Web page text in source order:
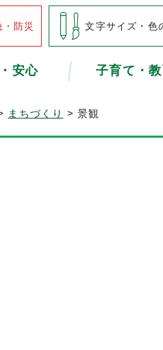
・防災 文字サイズ・色
安心 子育て・
まちづくり > 景観